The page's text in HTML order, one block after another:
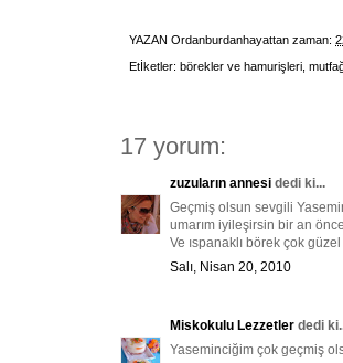
YAZAN Ordanburdanhayattan zaman:
Etİketler: börekler ve hamurişleri
17 yorum:
zuzuların annesi dedi ki...
Geçmiş olsun sevgili
umarım iyileşirsin bir an
Ve ıspanaklı börek çok
Salı, Nisan 20, 2010
Miskokulu Lezzetler dedi
Yaseminciğim çok geçmiş